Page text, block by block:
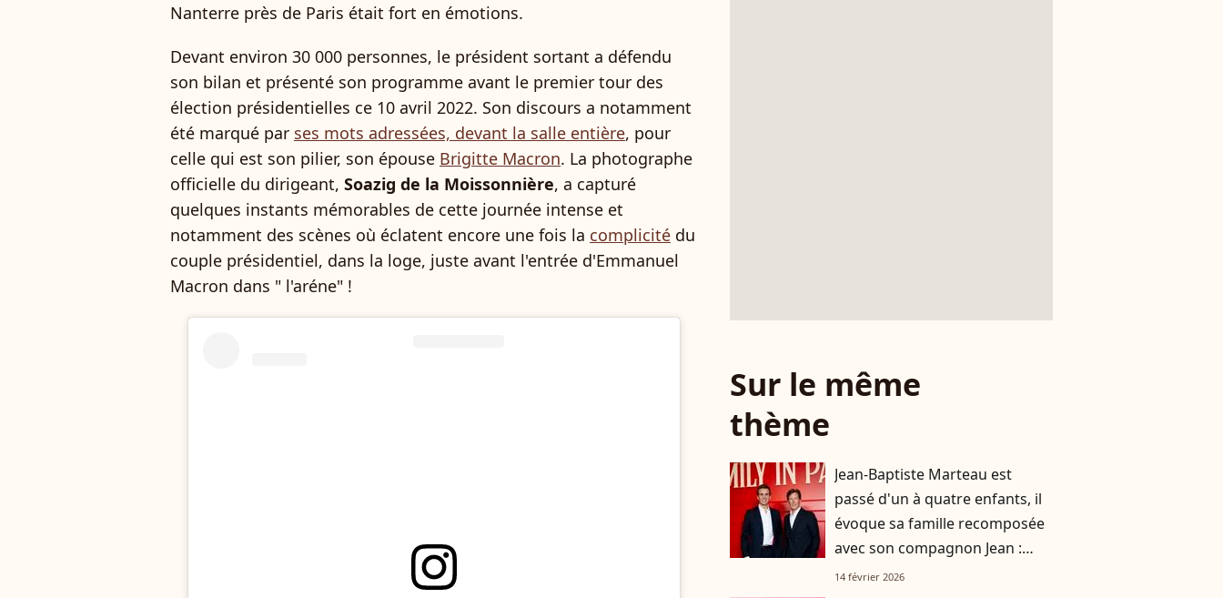
Nanterre près de Paris était fort en émotions.
Devant environ 30 000 personnes, le président sortant a défendu
son bilan et présenté son programme avant le premier tour des
élection présidentielles ce 10 avril 2022. Son discours a notamment
été marqué par ses mots adressées, devant la salle entière, pour
celle qui est son pilier, son épouse Brigitte Macron. La photographe
officielle du dirigeant, Soazig de la Moissonnière, a capturé
quelques instants mémorables de cette journée intense et
notamment des scènes où éclatent encore une fois la complicité du
couple présidentiel, dans la loge, juste avant l'entrée d'Emmanuel
Macron dans " l'aréne" !
Sur le même
thème
Jean-Baptiste Marteau est
passé d'un à quatre enfants, il
évoque sa famille recomposée
avec son compagnon Jean :
"C'est différent"
14 février 2026